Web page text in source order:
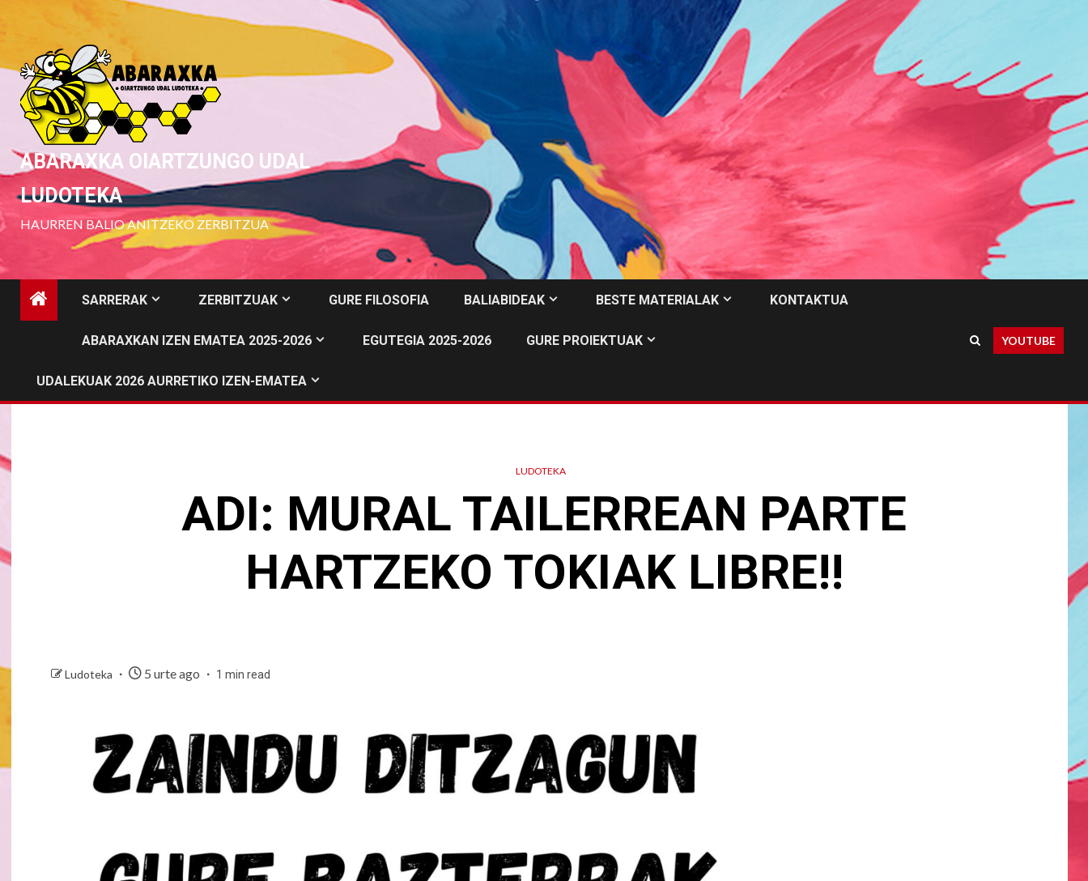
to
content
ABARAXKA OIARTZUNGO UDAL
LUDOTEKA
HAURREN BALIO ANITZEKO ZERBITZUA
SARRERAK ZERBITZUAK GURE FILOSOFIA BALIABIDEAK BESTE MATERIALAK KONTAKTUA
ABARAXKAN IZEN EMATEA 2025-2026 EGUTEGIA 2025-2026 GURE PROIEKTUAK
UDALEKUAK 2026 AURRETIKO IZEN-EMATEA
YOUTUBE
LUDOTEKA
ADI: MURAL TAILERREAN PARTE
HARTZEKO TOKIAK LIBRE!!
Ludoteka 5 urte ago 1 min read